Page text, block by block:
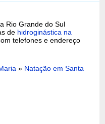
Rio Grande do Sul
de hidroginástica na
telefones e endereço
» Natação em Santa